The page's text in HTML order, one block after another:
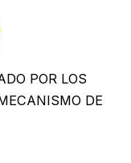
POR LOS
DE